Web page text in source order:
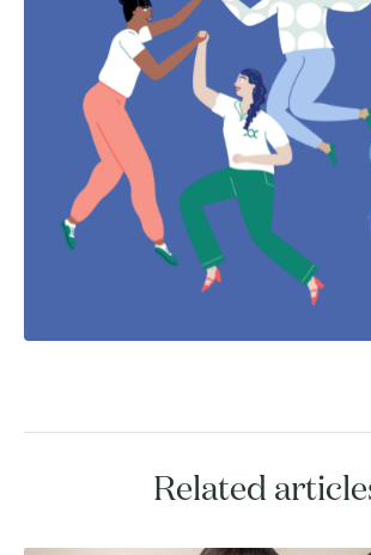
Related